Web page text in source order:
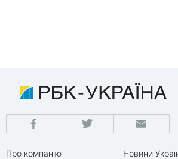
Про компанію
Новини